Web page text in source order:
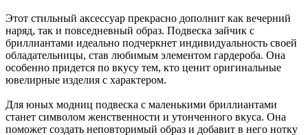
Этот стильный аксессуар прекрасно дополнит как вечерний
наряд, так и повседневный образ. Подвеска зайчик с
бриллиантами идеально подчеркнет индивидуальность своей
обладательницы, став любимым элементом гардероба. Она
особенно придется по вкусу тем, кто ценит оригинальные
ювелирные изделия с характером.
Для юных модниц подвеска с маленькими бриллиантами
станет символом женственности и утонченного вкуса. Она
поможет создать неповторимый образ и добавит в него нотку